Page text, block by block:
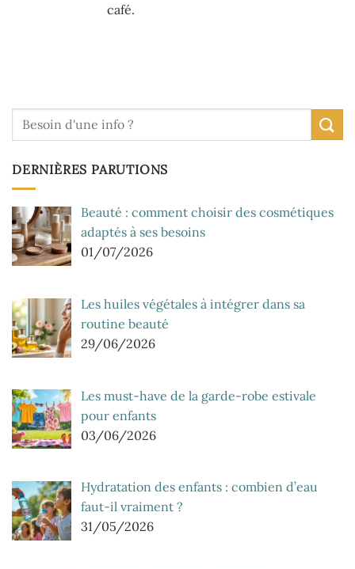
café.
DERNIÈRES PARUTIONS
Beauté : comment choisir des cosmétiques
adaptés à ses besoins
01/07/2026
Les huiles végétales à intégrer dans sa
routine beauté
29/06/2026
Les must-have de la garde-robe estivale
pour enfants
03/06/2026
Hydratation des enfants : combien d’eau
faut-il vraiment ?
31/05/2026